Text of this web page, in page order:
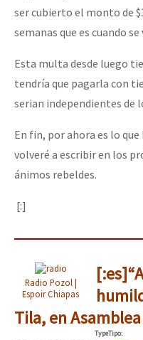
ser cubierto el monto de
semanas que es cuando
Esta multa desde luego
tendría que pagarla con
serian independientes de
En fin, por ahora es lo
volveré a escribir en los
ánimos rebeldes.
[:]
Radio Pozol |
Espoir Chiapas
Tila, en
TypeTipo: